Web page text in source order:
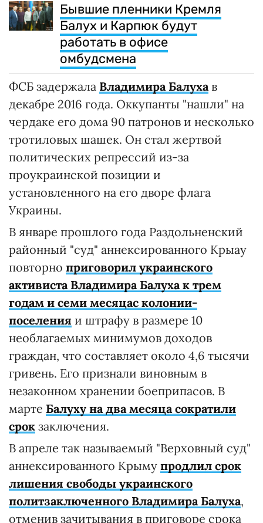
Бывшие пленники Кремля
Балух и Карпюк будут
работать в офисе
омбудсмена
ФСБ задержала Владимира Балуха в
декабре 2016 года. Оккупанты "нашли" на
чердаке его дома 90 патронов и несколько
тротиловых шашек. Он стал жертвой
политических репрессий из-за
проукраинской позиции и
установленного на его дворе флага
Украины.
В январе прошлого года Раздольненский
районный "суд" аннексированного Крыау
повторно приговорил украинского
активиста Владимира Балуха к трем
годам и семи месяцас колонии-
поселения и штрафу в размере 10
необлагаемых минимумов доходов
граждан, что составляет около 4,6 тысячи
гривень. Его признали виновным в
незаконном хранении боеприпасов. В
марте Балуху на два месяца сократили
срок заключения.
В апреле так называемый "Верховный суд"
аннексированного Крыму продлил срок
лишения свободы украинского
политзаключенного Владимира Балуха,
отменив зачитывания в приговоре срока